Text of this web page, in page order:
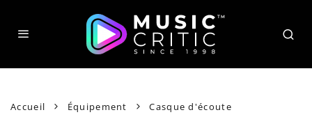
Accueil Équipement Casque d'écoute